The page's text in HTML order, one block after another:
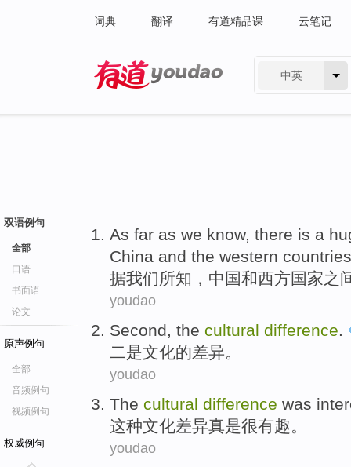
词典 翻译 有道精品课 云笔记
中英
双语例句
全部
口语
书面语
论文
原声例句
全部
音频例句
视频例句
权威例句
As far as we know, there is a
China and the western
据我们所知，中国和西方国家之
youdao
Second, the cultural difference.
二是文化的差异。
youdao
The cultural difference was
这种文化差异真是很有趣 。
youdao